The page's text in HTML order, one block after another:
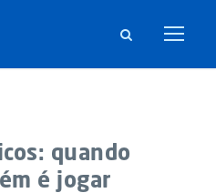
quando
é jogar